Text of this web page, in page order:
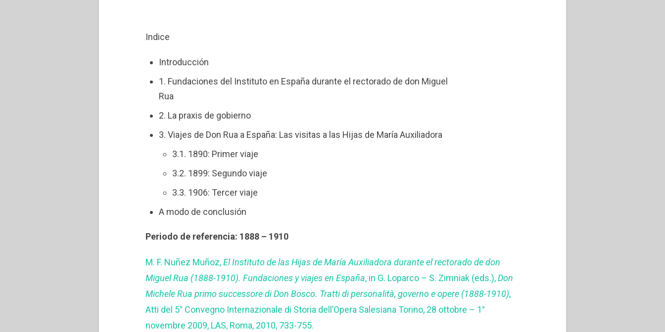
Indice
Introducción
1. Fundaciones del Instituto en España durante el rectorado de don Miguel
Rua
2. La praxis de gobierno
3. Viajes de Don Rua a España: Las visitas a las Hijas de María Auxiliadora
3.1. 1890: Primer viaje
3.2. 1899: Segundo viaje
3.3. 1906: Tercer viaje
A modo de conclusión
Periodo de referencia: 1888 – 1910
M. F. Nuñez Muñoz,El Instituto de las Hijas de María Auxiliadora durante el rectorado de don
Miguel Rua (1888-1910). Fundaciones y viajes en España, in G. Loparco – S. Zimniak (eds.),Don
Michele Rua primo successore di Don Bosco. Tratti di personalità, governo e opere (1888-1910),
Atti del 5° Convegno Internazionale di Storia dell’Opera Salesiana Torino, 28 ottobre – 1°
novembre 2009, LAS, Roma, 2010, 733-755.